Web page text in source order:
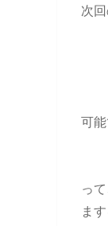
次
可
っ
ま